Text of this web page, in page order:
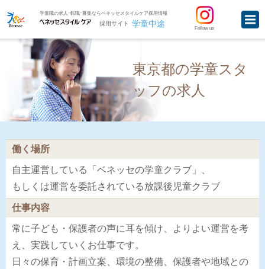
学童職の求人･転職･募集ならベネッセスタイルケア採用情報
採用サイト 学童中途 Follow us
東京都の学童スタ
ッフの求人
働く場所
自主運営している「ベネッセの学童クラブ」、
もしくは運営を委託されている放課後児童クラブ
仕事内容
常に子ども・保護者の声に耳を傾け、よりよい運営を考
え、実践していくお仕事です。
日々の保育・計画立案、環境の整備、保護者や地域との